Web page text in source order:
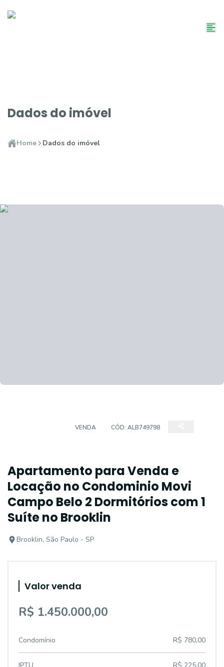
Dados do imóvel
Home Dados do imóvel
VENDA CÓD: ALB749798
Apartamento para Venda e
Locação no Condominio Movi
Campo Belo 2 Dormitórios com 1
Suíte no Brooklin
Brooklin, São Paulo - SP
Valor venda
R$ 1.450.000,00
Condomínio R$ 780,00